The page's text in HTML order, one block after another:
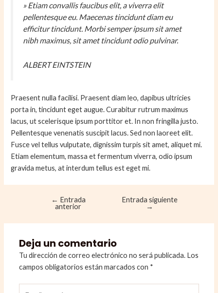
» Etiam convallis faucibus elit, a viverra elit
pellentesque eu. Maecenas tincidunt diam eu
efficitur tincidunt. Morbi semper ipsum sit amet
nibh maximus, sit amet tincidunt odio pulvinar.
ALBERT EINTSTEIN
Praesent nulla facilisi. Praesent diam leo, dapibus ultricies
porta in, tincidunt eget augue. Curabitur rutrum maximus
lacus, ut scelerisque ipsum porttitor et. In non fringilla justo.
Pellentesque venenatis suscipit lacus. Sed non laoreet elit.
Fusce vel tellus vulputate, dignissim turpis sit amet, aliquet mi.
Etiam elementum, massa et fermentum viverra, odio ipsum
gravida metus, at interdum tellus est eget mi.
Navegación
entradas
← Entrada
anterior
Entrada siguiente
→
Deja un comentario
Tu dirección de correo electrónico no será publicada. Los
campos obligatorios están marcados con *